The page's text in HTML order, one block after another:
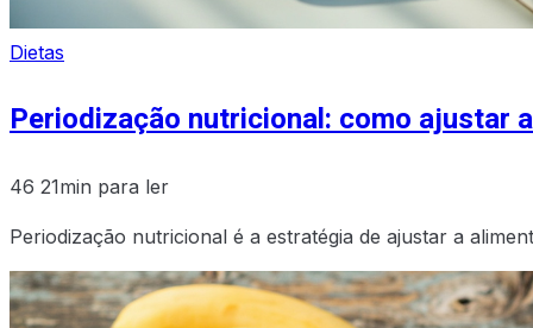
Dietas
Periodização nutricional: como ajustar
46 21min para ler
Periodização nutricional é a estratégia de ajustar a